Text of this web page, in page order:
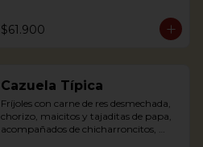
Horseback” is a traditional Colombian
dish where a Tenderloin steak is placed
$61.900
Cazuela Típica
Fríjoles con carne de res desmechada,
chorizo, maicitos y tajaditas de papa,
acompañados de chicharroncitos,